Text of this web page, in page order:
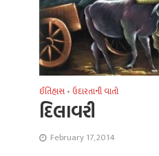
ઈતિહાસ • ઉદારતાની વાતો
દિલાવરી
February 17, 2014